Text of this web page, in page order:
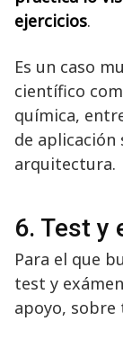
ejercicios.
Es un caso
científico
química,
de aplicación
arquitectura.
6. Test y
Para el que
test y
apoyo,